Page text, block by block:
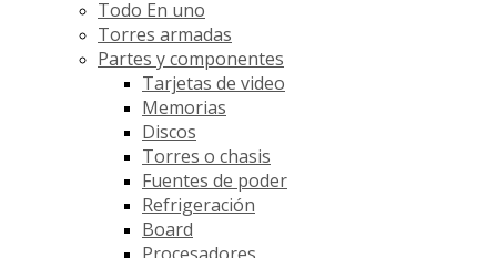
Todo En uno
Torres armadas
Partes y componentes
Tarjetas de video
Memorias
Discos
Torres o chasis
Fuentes de poder
Refrigeración
Board